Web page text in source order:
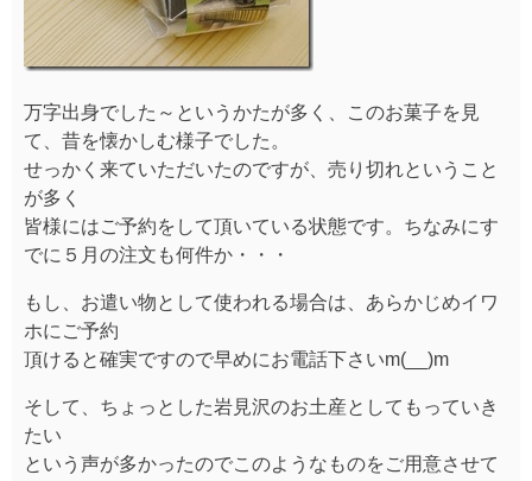
万字出身でした～というかたが多く、このお菓子を見
て、昔を懐かしむ様子でした。
せっかく来ていただいたのですが、売り切れということ
が多く
皆様にはご予約をして頂いている状態です。ちなみにす
でに５月の注文も何件か・・・
もし、お遣い物として使われる場合は、あらかじめイワ
ホにご予約
頂けると確実ですので早めにお電話下さいm(__)m
そして、ちょっとした岩見沢のお土産としてもっていき
たい
という声が多かったのでこのようなものをご用意させて